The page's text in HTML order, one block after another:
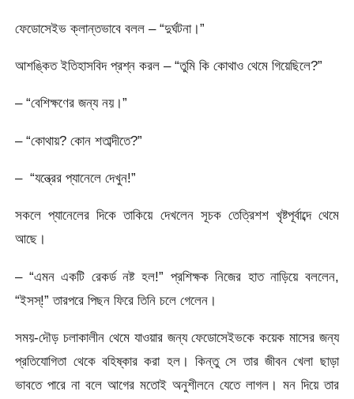
ফেডোসেইভ ক্লান্তভাবে বলল – “দুর্ঘটনা।”
আশঙ্কিত ইতিহাসবিদ প্রশ্ন করল – “তুমি কি কোথাও থেমে গিয়েছিলে?”
– “বেশিক্ষণের জন্য নয়।”
– “কোথায়? কোন শতাব্দীতে?”
– “যন্ত্রের প্যানেলে দেখুন!”
সকলে প্যানেলের দিকে তাকিয়ে দেখলেন সূচক তেত্রিশশ খৃষ্টপূর্বাব্দে থেমে
আছে।
– “এমন একটি রেকর্ড নষ্ট হল!” প্রশিক্ষক নিজের হাত নাড়িয়ে বললেন,
“ইসস্‌!” তারপরে পিছন ফিরে তিনি চলে গেলেন।
সময়-দৌড় চলাকালীন থেমে যাওয়ার জন্য ফেডোসেইভকে কয়েক মাসের জন্য
প্রতিযোগিতা থেকে বহিষ্কার করা হল। কিন্তু সে তার জীবন খেলা ছাড়া
ভাবতে পারে না বলে আগের মতোই অনুশীলনে যেতে লাগল। মন দিয়ে তার